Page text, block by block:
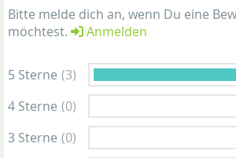
Bitte melde dich an, wenn Du eine
möchtest.
Anmelden
5 Sterne (3)
4 Sterne (0)
3 Sterne (0)